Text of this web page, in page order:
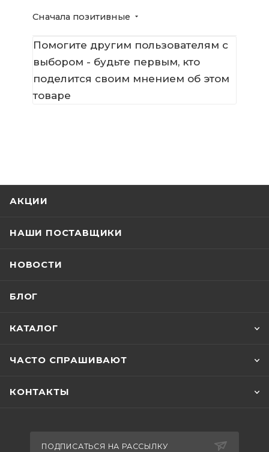
Сначала позитивные
Помогите другим пользователям с
выбором - будьте первым, кто
поделится своим мнением об этом
товаре
АКЦИИ
НАШИ ПОСТАВЩИКИ
НОВОСТИ
БЛОГ
КАТАЛОГ
ЧАСТО СПРАШИВАЮТ
КОНТАКТЫ
ПОДПИСАТЬСЯ НА РАССЫЛКУ